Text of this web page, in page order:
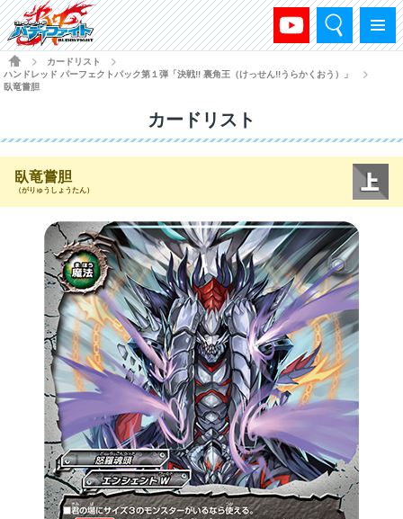
メニュー
検索
HOME
カードリスト
ハンドレッド パーフェクトパック第１弾「決戦!! 裏角王（けっせん!!うらかくおう）」
臥竜嘗胆
カードリスト
臥竜嘗胆
（がりゅうしょうたん）